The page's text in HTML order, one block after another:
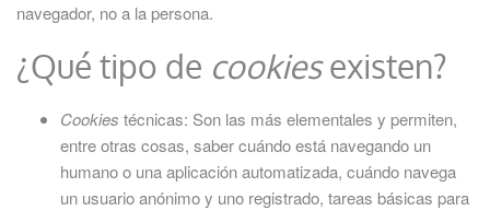
navegador, no a la persona.
¿Qué tipo de cookiesexisten?
Cookies técnicas: Son las más elementales y permiten,
entre otras cosas, saber cuándo está navegando un
humano o una aplicación automatizada, cuándo navega
un usuario anónimo y uno registrado, tareas básicas para